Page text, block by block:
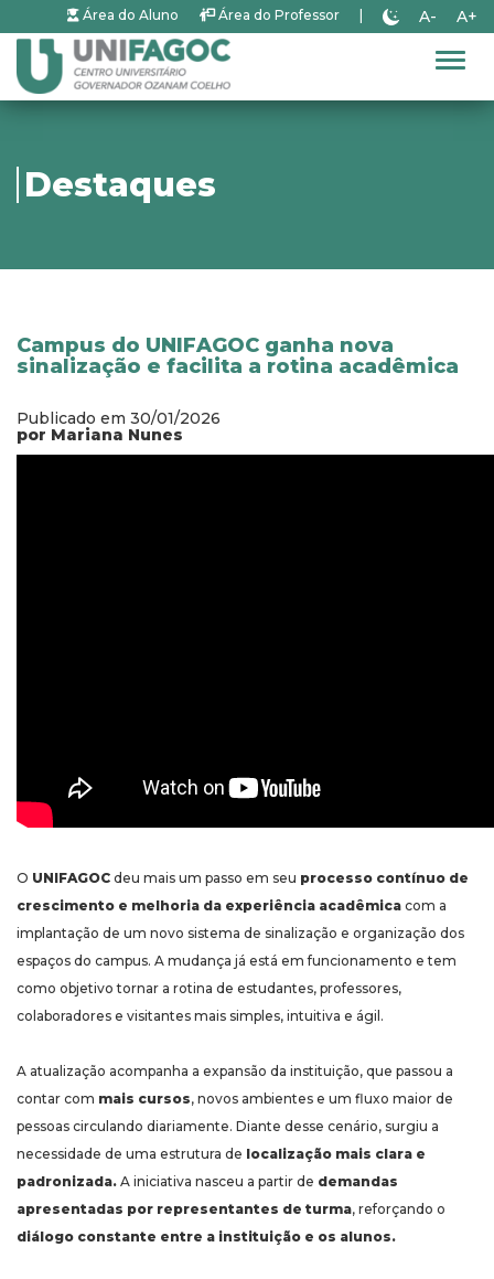
Área do Aluno Área do Professor A- A+
Destaques
Campus do UNIFAGOC ganha nova
sinalização e facilita a rotina acadêmica
Publicado em 30/01/2026
por Mariana Nunes
O UNIFAGOC deu mais um passo em seu processo contínuo de
crescimento e melhoria da experiência acadêmica com a
implantação de um novo sistema de sinalização e organização dos
espaços do campus. A mudança já está em funcionamento e tem
como objetivo tornar a rotina de estudantes, professores,
colaboradores e visitantes mais simples, intuitiva e ágil.
A atualização acompanha a expansão da instituição, que passou a
contar com mais cursos, novos ambientes e um fluxo maior de
pessoas circulando diariamente. Diante desse cenário, surgiu a
necessidade de uma estrutura de localização mais clara e
padronizada. A iniciativa nasceu a partir de demandas
apresentadas por representantes de turma, reforçando o
diálogo constante entre a instituição e os alunos.